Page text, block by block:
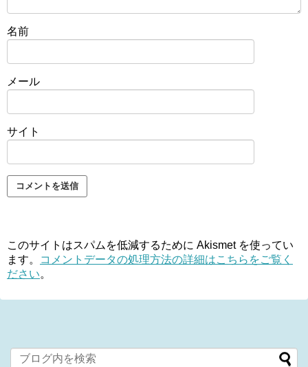
名前
メール
サイト
このサイトはスパムを低減するために Akismet を使ってい
ます。
コメントデータの処理方法の詳細はこちらをご覧く
ださい。